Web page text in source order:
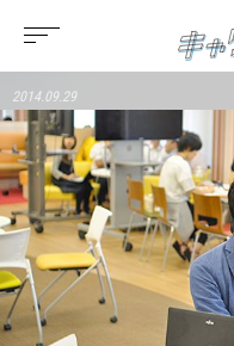
2014.09.29